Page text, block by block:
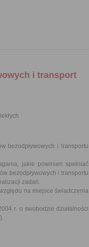
i transport
bezodpływowych i transportu
jakie powinien spełniać
bezodpływowych i transportu
zadań.
na miejsce świadczenia
r. o swobodzie działalności